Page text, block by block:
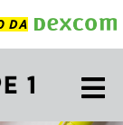
DA